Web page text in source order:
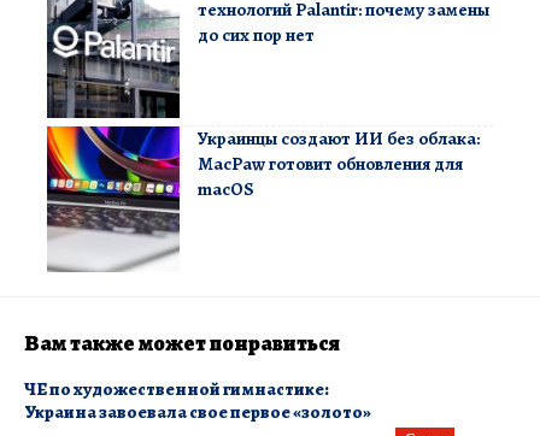
технологий Palantir: почему замены
до сих пор нет
Украинцы создают ИИ без облака:
MacPaw готовит обновления для
macOS
Вам также может понравиться
ЧЕ по художественной гимнастике:
Украина завоевала свое первое «золото»